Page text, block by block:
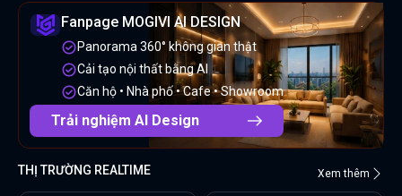
Fanpage MOGIVI AI DESIGN
Panorama 360° không gian thật
Cải tạo nội thất bằng AI
Căn hộ • Nhà phố • Cafe • Showroom
Trải nghiệm AI Design
THỊ TRƯỜNG REALTIME Xem thêm